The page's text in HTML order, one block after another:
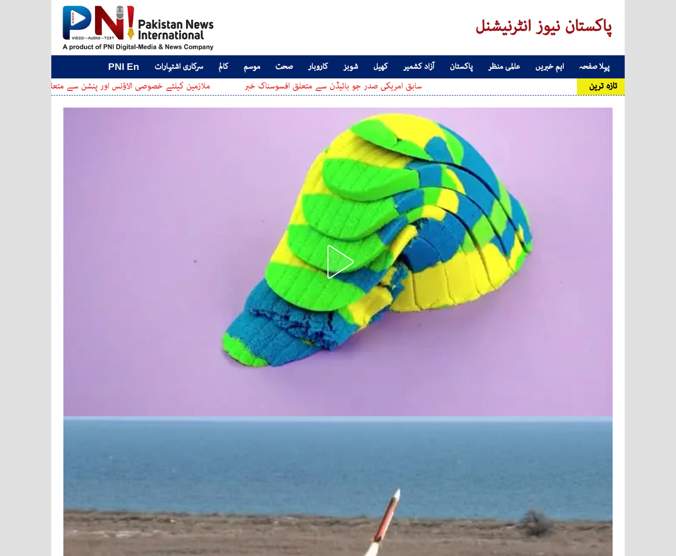
Main Navigationپہلا صفحہ اہم خبریں عالمی منظر پاکستان آزاد کشمیر کھیل شوبز کاروبار صحت موسم کالم سرکاری اشتہارات PNI En
تازہ ترین ملازمین کیلئے خصوصی الاؤنس اور پنشن سے متعلق بڑی خبر سابق امریکی صدر جو بائیڈن سے متعلق افسوسناک خبر